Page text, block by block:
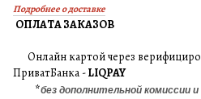
Подробнее о доставке
ОПЛАТА ЗАКАЗОВ
Онлайн картой через
ПриватБанка -LIQPAY
*без дополнительной комиссии